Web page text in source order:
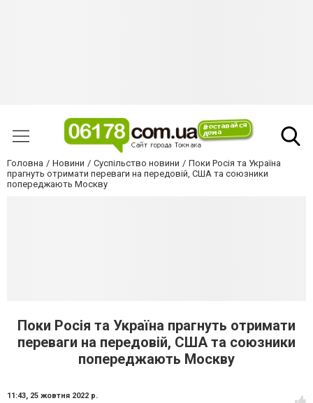
Головна Новини Суспільство новини
Поки Росія та Україна
прагнуть отримати переваги на передовій, США та союзники
попереджають Москву
Поки Росія та Україна прагнуть отримати
переваги на передовій, США та союзники
попереджають Москву
11:43, 25 жовтня 2022 р.